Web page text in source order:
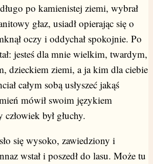
po kamienistej ziemi, wybrał
głaz, usiadł opierając się o
oczy i oddychał spokojnie. Po
jesteś dla mnie wielkim, twardym,
dzieckiem ziemi, a ja kim dla ciebie
całym sobą usłyszeć jakąś
mówił swoim językiem
był głuchy.
się wysoko, zawiedziony i
wstał i poszedł do lasu. Może tu